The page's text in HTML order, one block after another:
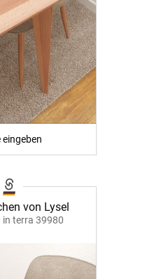
eingeben
von Lysel
in terra 39980